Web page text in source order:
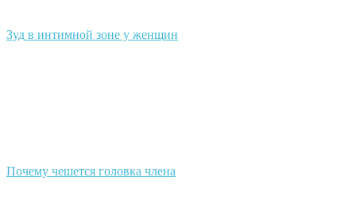
Зуд в интимной зоне у женщин
Почему чешется головка члена